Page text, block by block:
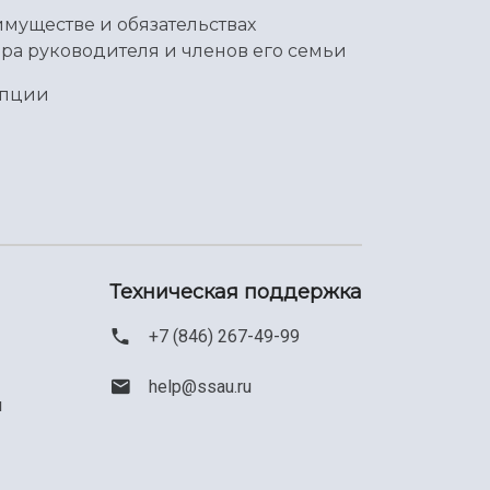
и обязательствах
руководителя и членов его семьи
Техническая поддержка
+7 (846) 267-49-99
help@ssau.ru